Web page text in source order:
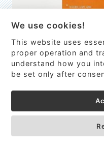
EMILIE
První nano-elektro-
We use cookies!
This website uses
proper operation and
understand how you
be set only after